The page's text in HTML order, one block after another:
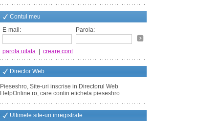
Contul meu
E-mail:
Parola:
parola uitata creare cont
Director Web
Pieseshro, Site-uri inscrise in Directorul Web
HelpOnline.ro, care contin eticheta pieseshro
Ultimele site-uri inregistrate